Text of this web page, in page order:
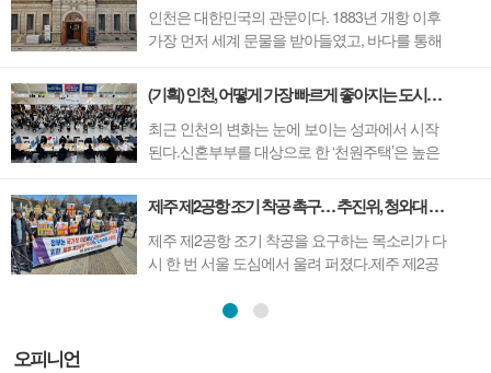
인천은 대한민국의 관문이다. 1883년 개항 이후
가장 먼저 세계 문물을 받아들였고, 바다를 통해
작된 도시다.개항과 이민, 화교문화, 산업화와 국
제교류까지. 인천의 시간에는 대한민국 근현대
사의 흐름이 고스란히 담겨 있다.개항장의 근대
건축부터 서민들의 생활사, 한국 이민의 역사와
(기획) 인천, 어떻게 가장 빠르게 좋아지는 도시가 됐나.
최근 인천의 변화는 눈에 보이는 성과에서 시작
된다.신혼부부를 대상으로 한 ‘천원주택’은 높은
고, 4월 말 개장을 앞둔 청라하늘대교의 ‘엣지워
크’가 새로운 관광 콘텐츠로 주목받고 있다.이처
럼 최근 잇따른 정책들이 시민의 관심을 끌고 있
는 가운데, 인천이 왜 주목받는 ...
제주 제2공항 조기 착공 촉구… 추진위, 청와대 앞 성명 발표
제주 제2공항 조기 착공을 요구하는 목소리가 다
시 한 번 서울 도심에서 울려 퍼졌다.제주 제2공
울 청와대 분수대 앞에서 집회를 열고 성명서를
오피니언